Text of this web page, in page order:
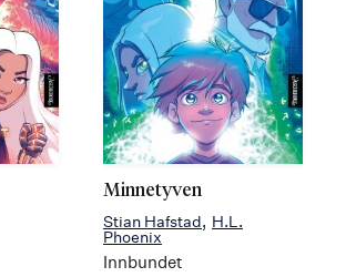
Minnetyven
Stian Hafstad
H.L.
Phoenix
Innbundet